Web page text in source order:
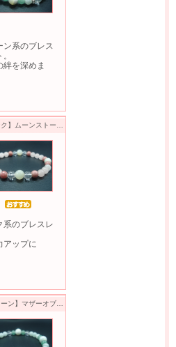
ン系のブレス
絆を深めま
【ピンク】ムーンストーン＆ローズクオーツ＆ロードナイトブレスレットⅡ
系のブレスレ
アップに
【グリーン】マザーオブパール＆ヒスイ＆アベンチュリンブレスレットⅡ